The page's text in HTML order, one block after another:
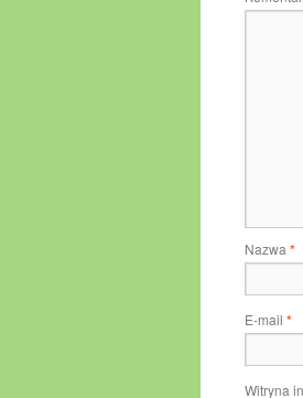
Nazwa *
E-mail *
Witryna